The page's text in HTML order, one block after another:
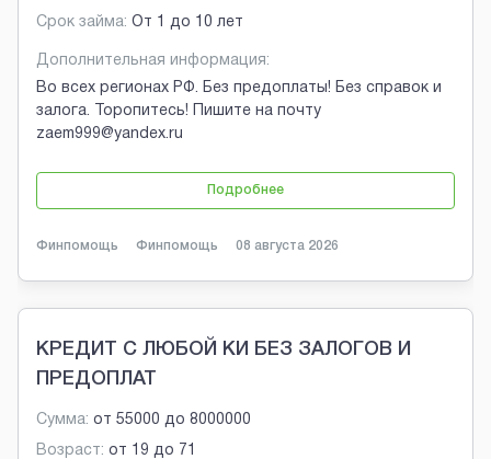
Срок займа: От 1 до 10 лет
Дополнительная информация:
Во всех регионах РФ. Без предоплаты! Без справок и
залога. Торопитесь! Пишите на почту
zaem999@yandex.ru
Подробнее
Финпомощь Финпомощь 08 августа 2026
КРЕДИТ С ЛЮБОЙ КИ БЕЗ ЗАЛОГОВ И
ПРЕДОПЛАТ
Сумма: от 55000 до 8000000
Возраст: от 19 до 71